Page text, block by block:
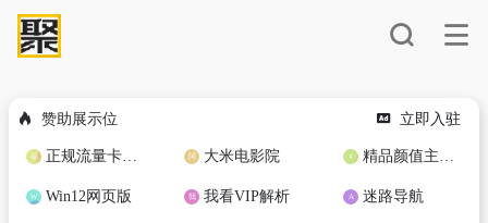
赞助展示位 立即入驻
正规流量卡免费加盟合作 大米电影院 精品颜值主播定制
Win12网页版 我看VIP解析 迷路导航